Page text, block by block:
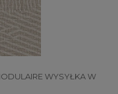
WYSYŁKA W